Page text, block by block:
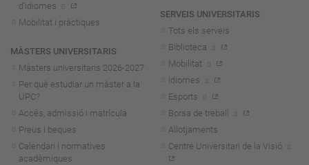
d'idiomes
Mobilitat i pràctiques
MÀSTERS UNIVERSITARIS
Màsters universitaris 2026-2027
Per què estudiar un màster a la
UPC?
Accés, admissió i matrícula
Preus i beques
Calendari i normatives
acadèmiques
SERVEIS UNIVERSITARIS
Tots els serveis
Biblioteca
Mobilitat
Idiomes
Esports
Borsa de treball
Allotjaments
Centre Universitari de la Visió